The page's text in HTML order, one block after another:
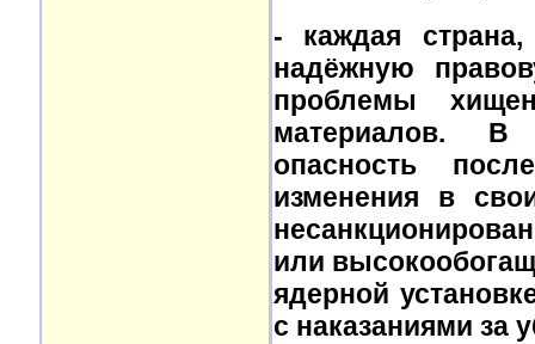
- каждая страна,
надёжную
проблемы
материалов. В
опасность
изменения в
или
ядерной
с наказаниями за